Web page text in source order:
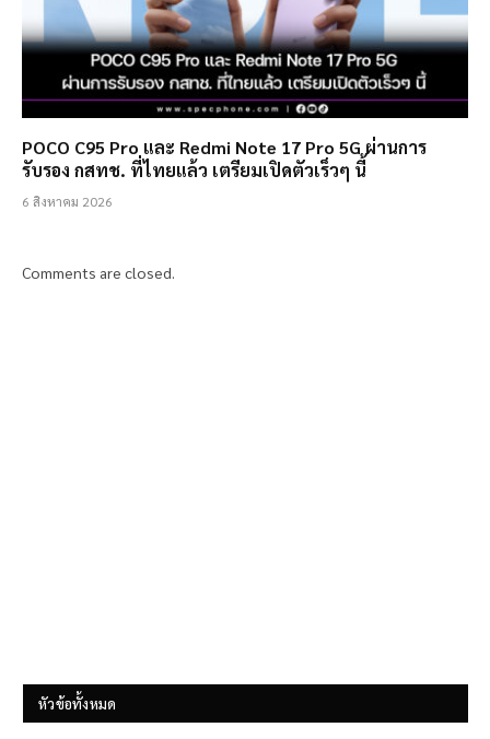
POCO C95 Pro และ Redmi Note 17 Pro 5G ผ่านการ
รับรอง กสทช. ที่ไทยแล้ว เตรียมเปิดตัวเร็วๆ นี้
6 สิงหาคม 2026
Comments are closed.
หัวข้อทั้งหมด